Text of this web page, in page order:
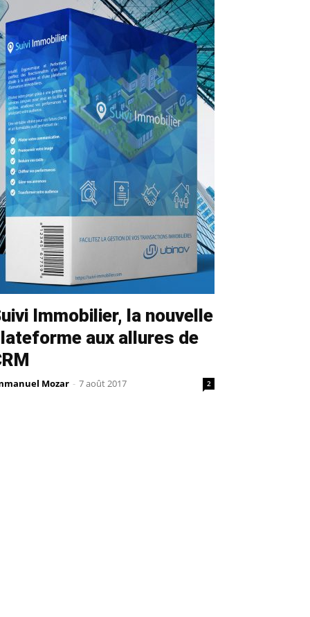
Immobilier, la nouvelle
aux allures de
Mozar - 7 août 2017 2